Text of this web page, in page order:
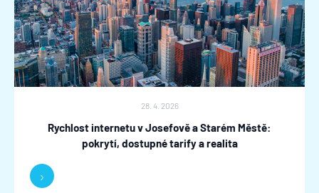
28. 4. 2026
Rychlost internetu v Josefově a Starém Městě:
pokrytí, dostupné tarify a realita
›